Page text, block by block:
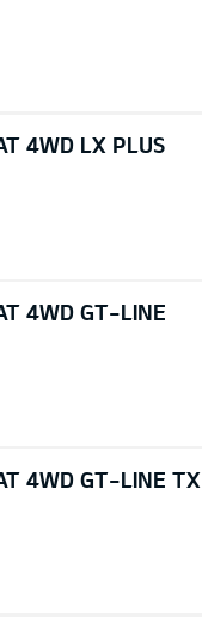
4WD LX PLUS
4WD GT-LINE
4WD GT-LINE TX